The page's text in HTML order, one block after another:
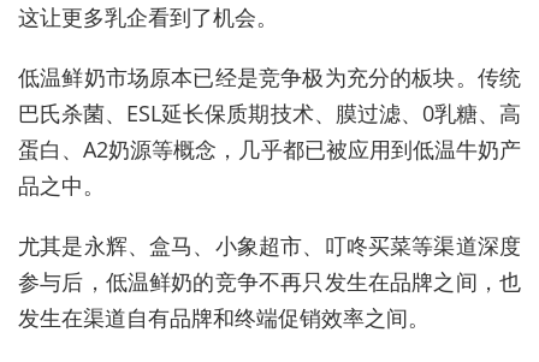
这让更多乳企看到了机会。
低温鲜奶市场原本已经是竞争极为充分的板块。传统
巴氏杀菌、ESL延长保质期技术、膜过滤、0乳糖、高
蛋白、A2奶源等概念，几乎都已被应用到低温牛奶产
品之中。
尤其是永辉、盒马、小象超市、叮咚买菜等渠道深度
参与后，低温鲜奶的竞争不再只发生在品牌之间，也
发生在渠道自有品牌和终端促销效率之间。